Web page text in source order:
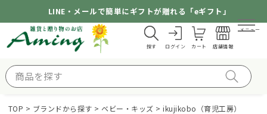
LINE・メールで簡単にギフトが贈れる「eギフト」
探す ログイン カート 店舗情報
メニュー
TOP ブランドから探す ベビー・キッズ ikujikobo（育児工房）